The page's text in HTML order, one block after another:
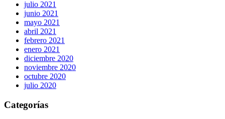
julio 2021
junio 2021
mayo 2021
abril 2021
febrero 2021
enero 2021
diciembre 2020
noviembre 2020
octubre 2020
julio 2020
Categorías